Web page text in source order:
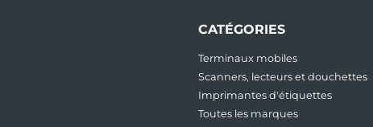
CATÉGORIES
Terminaux mobiles
Scanners, lecteurs et douchettes
Imprimantes d'étiquettes
Toutes les marques